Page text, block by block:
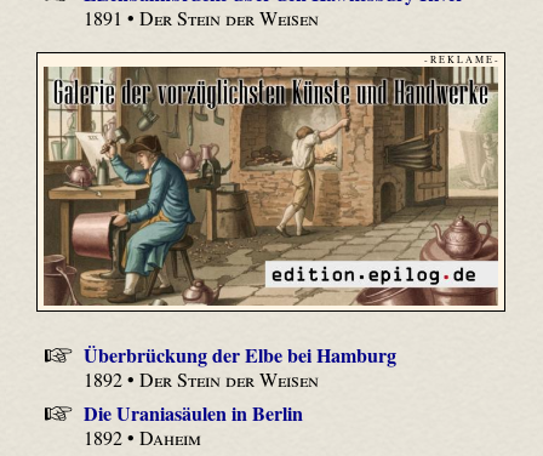
1891 •Der Stein der Weisen
- R E K L A M E -
Überbrückung der Elbe bei Hamburg
1892 •Der Stein der Weisen
Die Uraniasäulen in Berlin
1892 •Daheim